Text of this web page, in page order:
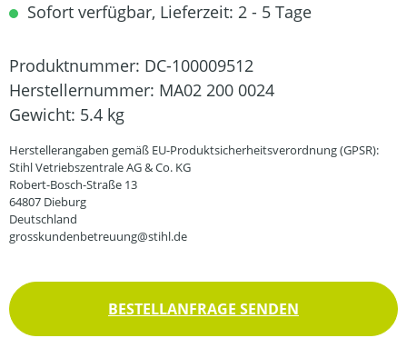
Sofort verfügbar, Lieferzeit: 2 - 5 Tage
Produktnummer: DC-100009512
Herstellernummer: MA02 200 0024
Gewicht: 5.4 kg
Herstellerangaben gemäß EU-Produktsicherheitsverordnung (GPSR):
Stihl Vetriebszentrale AG & Co. KG
Robert-Bosch-Straße 13
64807 Dieburg
Deutschland
grosskundenbetreuung@stihl.de
BESTELLANFRAGE SENDEN